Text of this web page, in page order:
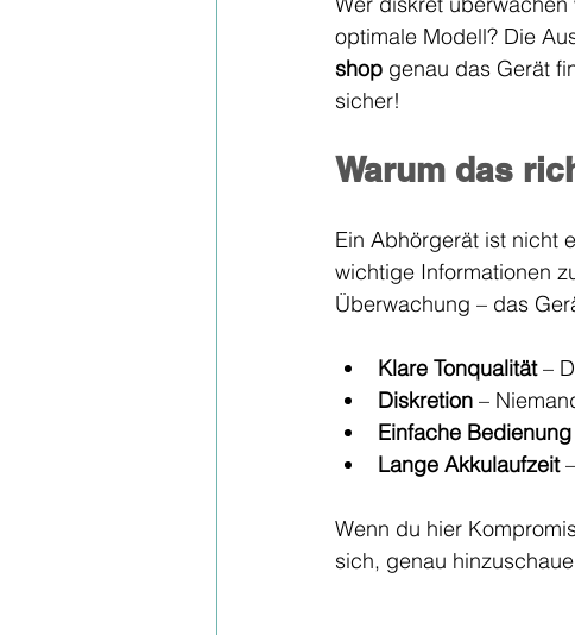
optimale Modell? Die
shop genau das Gerät
sicher!
Warum das
Ein Abhörgerät ist nicht
wichtige Informationen
Überwachung – das
Klare Tonqualität –
Diskretion –
Einfache Bedienung
Lange Akkulaufzeit
Wenn du hier
sich, genau